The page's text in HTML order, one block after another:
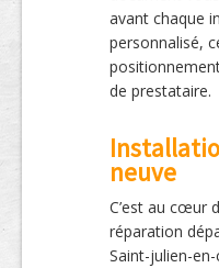
avant chaque
personnalisé,
de prestataire.
neuve
C’est au cœur
réparation
Saint-julien-